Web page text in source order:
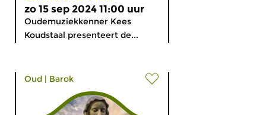
zo 15 sep 2024 11:00 uur
Oudemuziekkenner Kees
Koudstaal presenteert de...
Oud | Barok